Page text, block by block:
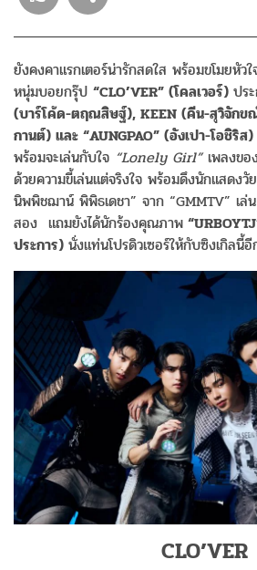
ยังคงคาแรกเตอร์น่ารักสดใส พร้อมขโมยหัว
หนุ่มบอยกรุ๊ป “CLO’VER” (โคลเวอร์) ปร
(บาร์โค้ด-ตฤณสิษฐ์), KEEN (คีน-สุวิจัก
กานต์) และ “AUNGPAO” (อังเปา-โอชิริส)
พร้อมจะเล่นกับใจ “Lonely Girl”เพลงข
ด้วยความขี้เล่นแต่จริงใจ พร้อมดึงนักแสดง
นิพพิชฌาน์ พิพิธเดชา” จาก “GMMTV” เ
สอง แถมยังได้นักร้องคุณภาพ
ประการ) นั่งแท่นโปรดิวเซอร์ให้กับซิงเกิลนี้
CLO’VER